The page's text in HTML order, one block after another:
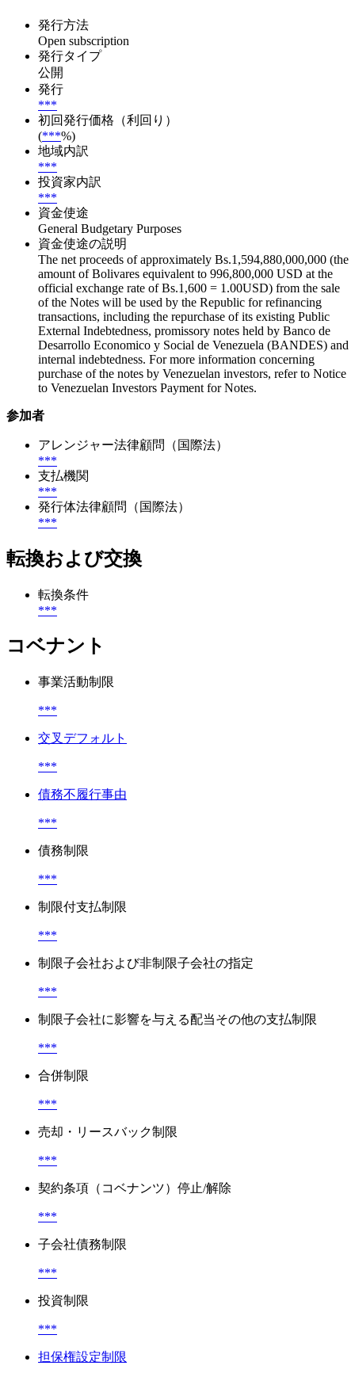
発行方法
Open subscription
発行タイプ
公開
発行
***
初回発行価格（利回り）
(***%)
地域内訳
***
投資家内訳
***
資金使途
General Budgetary Purposes
資金使途の説明
The net proceeds of approximately Bs.1,594,880,000,000 (the
amount of Bolivares equivalent to 996,800,000 USD at the
official exchange rate of Bs.1,600 = 1.00USD) from the sale
of the Notes will be used by the Republic for refinancing
transactions, including the repurchase of its existing Public
External Indebtedness, promissory notes held by Banco de
Desarrollo Economico y Social de Venezuela (BANDES) and
internal indebtedness. For more information concerning
purchase of the notes by Venezuelan investors, refer to Notice
to Venezuelan Investors Payment for Notes.
参加者
アレンジャー法律顧問（国際法）
***
支払機関
***
発行体法律顧問（国際法）
***
転換および交換
転換条件
***
コベナント
事業活動制限
***
交叉デフォルト
***
債務不履行事由
***
債務制限
***
制限付支払制限
***
制限子会社および非制限子会社の指定
***
制限子会社に影響を与える配当その他の支払制限
***
合併制限
***
売却・リースバック制限
***
契約条項（コベナンツ）停止/解除
***
子会社債務制限
***
投資制限
***
担保権設定制限